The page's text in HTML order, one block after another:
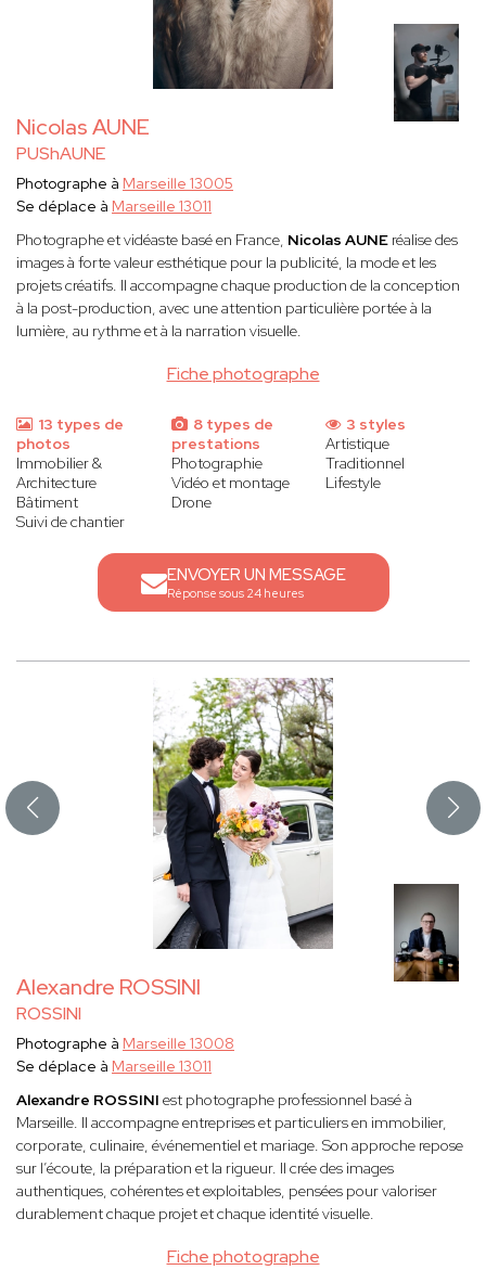
Nicolas AUNE
PUShAUNE
Fiche photographe
Photographe à Marseille 13005
Se déplace à Marseille 13011
Photographe et vidéaste basé en France, Nicolas AUNE réalise des
images à forte valeur esthétique pour la publicité, la mode et les
projets créatifs. Il accompagne chaque production de la conception
à la post-production, avec une attention particulière portée à la
lumière, au rythme et à la narration visuelle.
13 types de
photos
Immobilier &
Architecture
Bâtiment
Suivi de chantier
8 types de
prestations
Photographie
Vidéo et montage
Drone
3 styles
Artistique
Traditionnel
Lifestyle
ENVOYER UN MESSAGE
Réponse sous 24 heures
Alexandre ROSSINI
ROSSINI
Fiche photographe
Photographe à Marseille 13008
Se déplace à Marseille 13011
Alexandre ROSSINI est photographe professionnel basé à
Marseille. Il accompagne entreprises et particuliers en immobilier,
corporate, culinaire, événementiel et mariage. Son approche repose
sur l’écoute, la préparation et la rigueur. Il crée des images
authentiques, cohérentes et exploitables, pensées pour valoriser
durablement chaque projet et chaque identité visuelle.